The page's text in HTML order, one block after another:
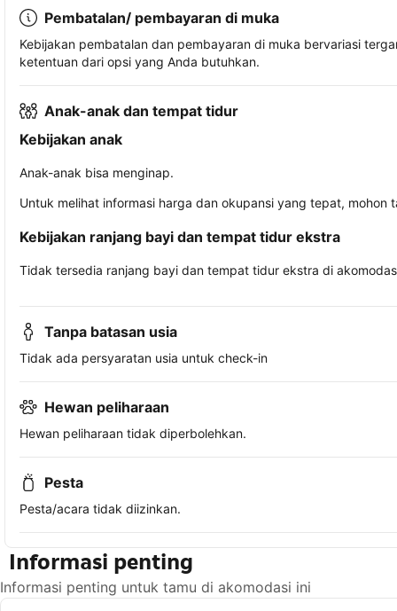
Pembatalan/ pembayaran di muka
Kebijakan pembatalan dan pembayaran di muka bervariasi
ketentuan dari opsi yang Anda butuhkan.
Anak-anak dan tempat tidur
Kebijakan anak
Anak-anak bisa menginap.
Untuk melihat informasi harga dan okupansi yang tepat,
Kebijakan ranjang bayi dan tempat tidur ekstra
Tidak tersedia ranjang bayi dan tempat tidur ekstra di
Tanpa batasan usia
Tidak ada persyaratan usia untuk check-in
Hewan peliharaan
Hewan peliharaan tidak diperbolehkan.
Pesta
Pesta/acara tidak diizinkan.
Informasi penting
Informasi penting untuk tamu di akomodasi ini